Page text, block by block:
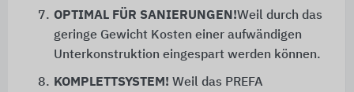
7. OPTIMAL FÜR SANIERUNGEN!Weil durch das
geringe Gewicht Kosten einer aufwändigen
Unterkonstruktion eingespart werden können.
8. KOMPLETTSYSTEM! Weil das PREFA